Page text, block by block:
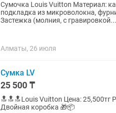
Сумочка Louis Vuitton Материал: канва с покрытием Monogram, отделка из яловой кожи,
подкладка из микроволокна,
Застежка (молния, с гравировкой...
Алматы, 26 июля
Сумка LV
25 500 ₸
🔝🔝🔝Louis Vuitton Цена: 25,500тг Размер: 20см Кожа натуральная Премиум качества 🔥🔥🔥
Двойная коробка 🎁📦